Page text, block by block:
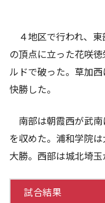
４地区で行われ、
の頂点に立った花咲
ルドで破った。草加
快勝した。
南部は朝霞西が武
を収めた。浦和学院
大勝。西部は城北埼
試合結果